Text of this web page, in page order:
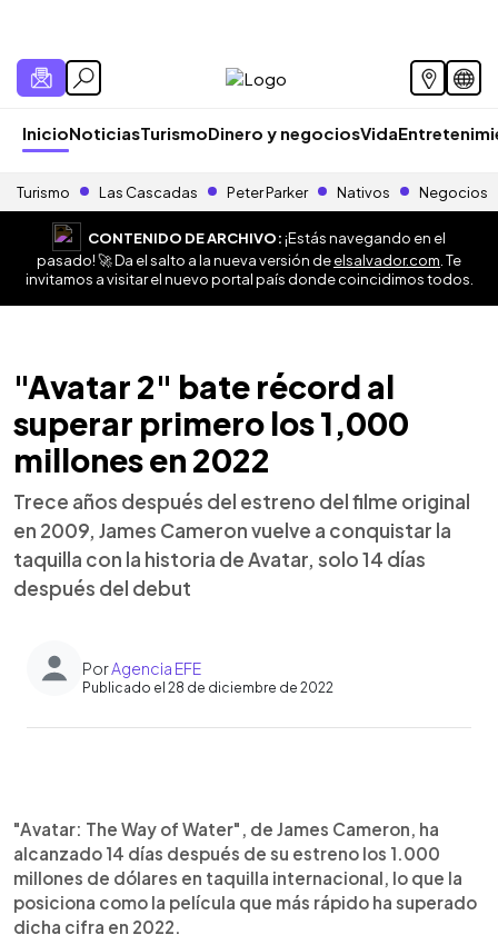
InicioNoticiasTurismoDinero y negociosVida
Turismo Las Cascadas Peter Parker Nativos Negocios
CONTENIDO DE ARCHIVO:¡Estás navegando en el
pasado! 🚀 Da el salto a la nueva versión deelsalvador.com . Te
invitamos a visitar el nuevo portal país donde coincidimos todos.
"Avatar 2" bate récord al
superar primero los 1,000
millones en 2022
Trece años después del estreno del filme original
en 2009, James Cameron vuelve a conquistar la
taquilla con la historia de Avatar, solo 14 días
después del debut
PorAgencia EFE
Publicado el 28 de diciembre de 2022
Escuchar artículo
"Avatar: The Way of Water", de James Cameron, ha
alcanzado 14 días después de su estreno los 1.000
millones de dólares en taquilla internacional, lo que la
posiciona como la película que más rápido ha superado
dicha cifra en 2022.